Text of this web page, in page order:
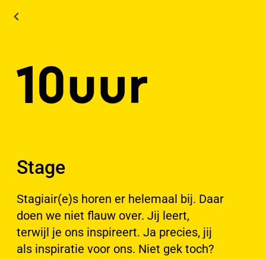
Stage
Stagiair(e)s horen er helemaal bij. Daar
doen we niet flauw over. Jij leert,
terwijl je ons inspireert. Ja precies, jij
als inspiratie voor ons. Niet gek toch?